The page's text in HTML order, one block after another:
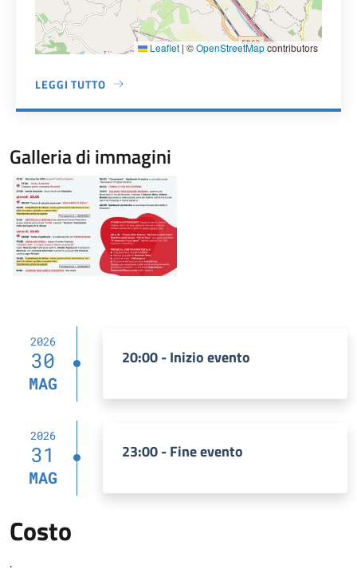
Leaflet | ©OpenStreetMapcontributors
LEGGI TUTTO
A PROPOSITO DI MATASSINO
Galleria di immagini
Image
2026
30
MAG
20:00 - Inizio evento
2026
31
MAG
23:00 - Fine evento
Costo
.